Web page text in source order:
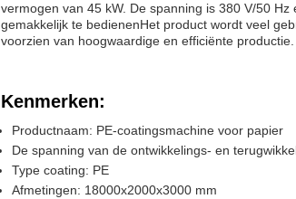
vermogen van 45 kW. De spanning is 380 V/50
gemakkelijk te bedienenHet product wordt veel
voorzien van hoogwaardige en efficiënte productie.
Kenmerken:
Productnaam: PE-coatingsmachine voor papier
De spanning van de ontwikkelings- en
Type coating: PE
Afmetingen: 18000x2000x3000 mm